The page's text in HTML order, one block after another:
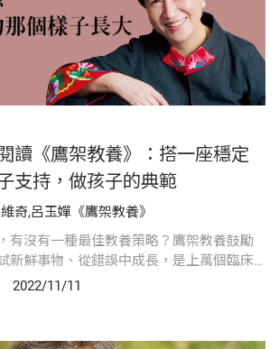
讀《鷹架教養》：搭一座穩定
支持，做孩子的典範
奇,呂玉嬋《鷹架教養》
有沒有一種最佳教養策略？鷹架教養鼓勵
新鮮事物、從錯誤中成長，是上萬個臨床
教養方針。以下，是來自洪蘭教授對新書
2022/11/11